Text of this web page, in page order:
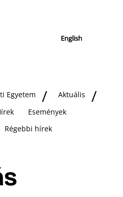
English
Egyetem
Aktuális
Események
Régebbi hírek